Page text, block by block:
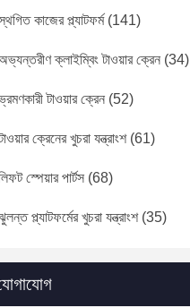
কাজের প্ল্যাটফর্ম(141)
ক্লাইম্বিং টাওয়ার ক্রেন (34)
টাওয়ার ক্রেন (52)
ক্রেনের খুচরা যন্ত্রাংশ(61)
স্পেয়ার পার্টস (68)
প্ল্যাটফর্মের খুচরা যন্ত্রাংশ(35)